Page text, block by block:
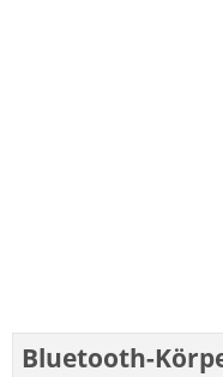
Bluetooth-